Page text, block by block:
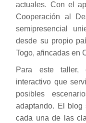
actuales. Con el
Cooperación al
semipresencial
desde su propio
Togo, afincadas en
Para este taller,
interactivo que
posibles
adaptando. El blog
cada una de las